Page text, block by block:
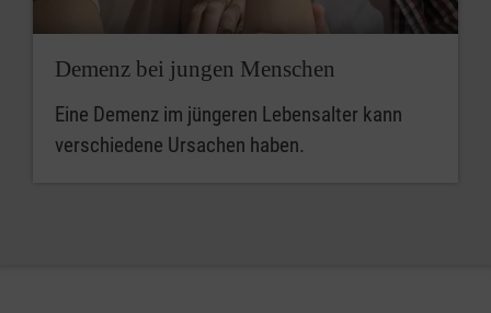
Demenz bei jungen Menschen
Eine Demenz im jüngeren Lebensalter kann
verschiedene Ursachen haben.